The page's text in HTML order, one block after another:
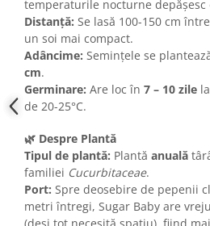
temperaturile nocturne depășesc
Distanță: Se lasă 100-150 cm
un soi mai compact.
Adâncime: Semințele se
cm.
Germinare: Are loc în 7 – 10 zile
de 20-25°C.
🌿 Despre Plantă
Tipul de plantă: Plantă anuală
familiei Cucurbitaceae.
Port: Spre deosebire de pepenii
metri întregi, Sugar Baby are